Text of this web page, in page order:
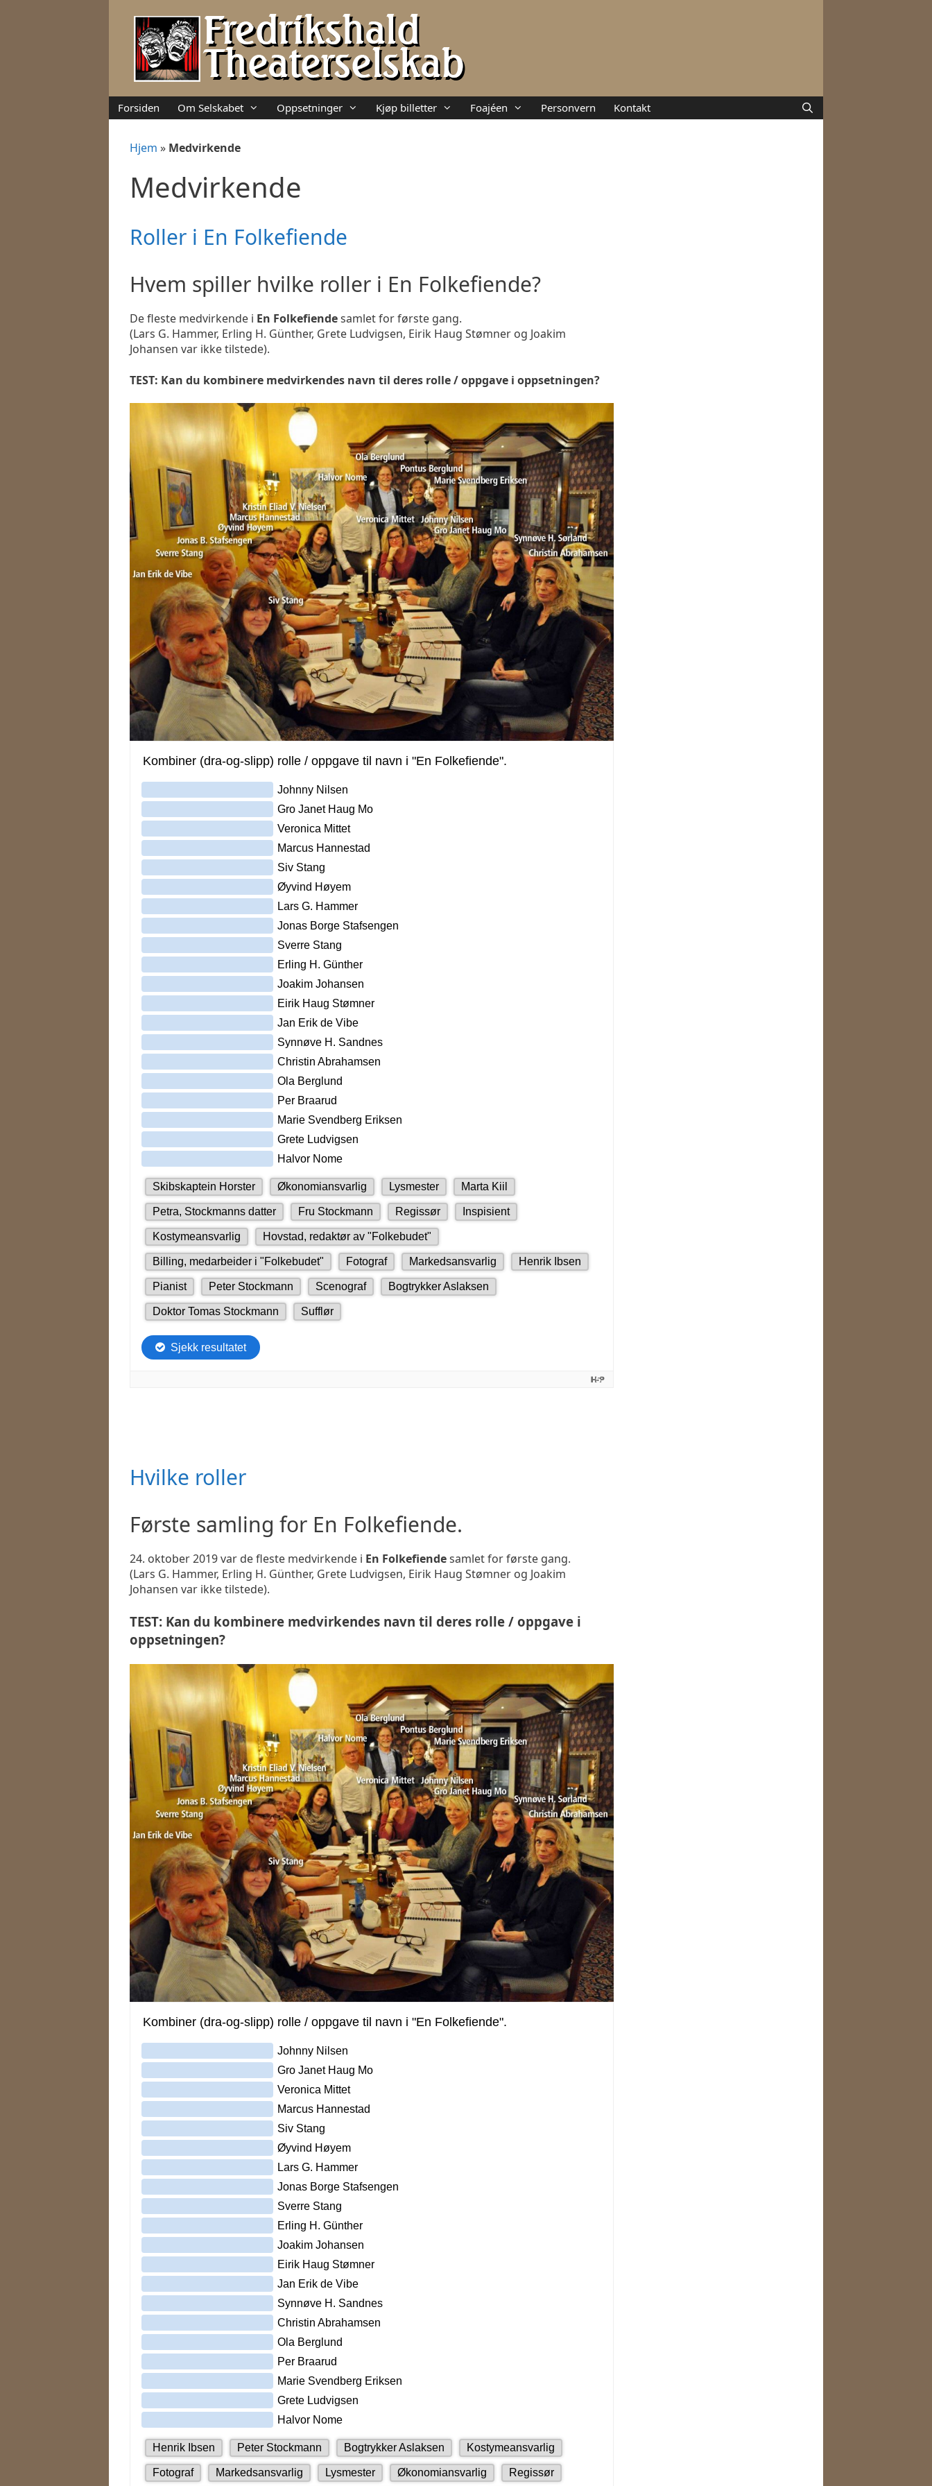
Forsiden Om Selskabet Oppsetninger Kjøp billetter Foajéen Personvern Kontakt
Hjem » Medvirkende
Medvirkende
Roller i En Folkefiende
Hvem spiller hvilke roller i En Folkefiende?
De fleste medvirkende i En Folkefiendesamlet for første gang.
(Lars G. Hammer, Erling H. Günther, Grete Ludvigsen, Eirik Haug Stømner og Joakim
Johansen var ikke tilstede).
TEST: Kan du kombinere medvirkendes navn til deres rolle / oppgave i oppsetningen?
Hvilke roller
Første samling for En Folkefiende.
24. oktober 2019 var de fleste medvirkende i En Folkefiendesamlet for første gang.
(Lars G. Hammer, Erling H. Günther, Grete Ludvigsen, Eirik Haug Stømner og Joakim
Johansen var ikke tilstede).
TEST: Kan du kombinere medvirkendes navn til deres rolle / oppgave i
oppsetningen?